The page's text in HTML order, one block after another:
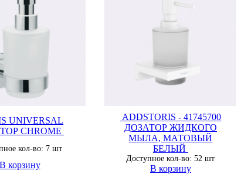
UNIVERSAL
CHROME
кол-во: 7 шт
В корзину
ADDSTORIS - 41745700
ДОЗАТОР ЖИДКОГО
МЫЛА, МАТОВЫЙ
БЕЛЫЙ
Доступное кол-во: 52 шт
В корзину